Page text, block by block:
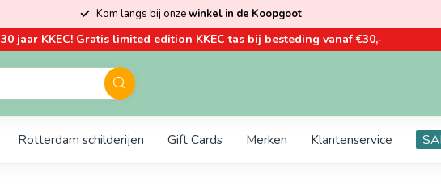
Kom langs bij onzewinkel in de Koopgoot
30 jaar KKEC! Gratis limited edition KKEC tas bij besteding vanaf €30,-
Rotterdam schilderijen Gift Cards Merken Klantenservice